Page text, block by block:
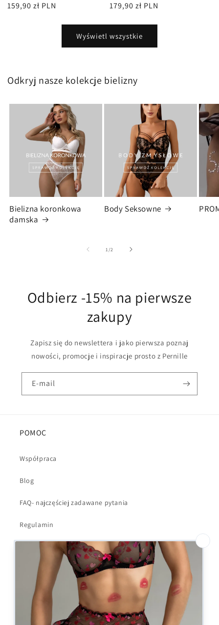
Cena
159,90 zł PLN
Cena
179,90 zł PLN
Wyświetl wszystkie
Odkryj nasze kolekcje bielizny
Bielizna koronkowa
damska
Body Seksowne
1 /z2
Odbierz -15% na pierwsze
zakupy
Zapisz się do newslettera i jako pierwsza poznaj
nowości, promocje i inspiracje prosto z Pernille
E-mail
POMOC
Współpraca
Blog
FAQ- najczęściej zadawane pytania
Regulamin
Polityka Prywatności
Dostawa i wysyłka
Kontakt
Formularz odstąpienia